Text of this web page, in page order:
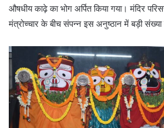
औषधीय काढ़े का भोग अर्पित किया गया। मंदिर
मंत्रोच्चार के बीच संपन्न इस अनुष्ठान में बड़ी